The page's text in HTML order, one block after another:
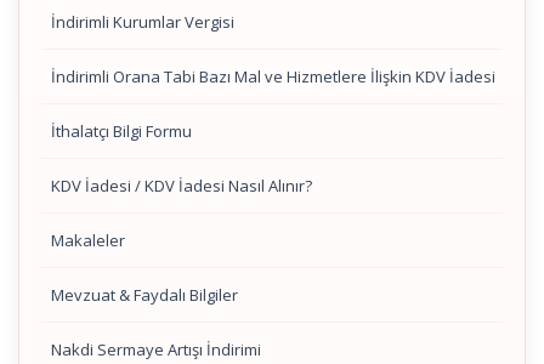
İndirimli Kurumlar Vergisi
İndirimli Orana Tabi Bazı Mal ve Hizmetlere İlişkin KDV İadesi
İthalatçı Bilgi Formu
KDV İadesi / KDV İadesi Nasıl Alınır?
Makaleler
Mevzuat & Faydalı Bilgiler
Nakdi Sermaye Artışı İndirimi